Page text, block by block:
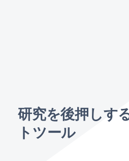
研究を後押しす
トツール